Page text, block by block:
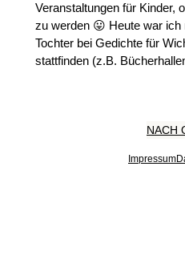
Veranstaltungen für Kinder,
zu werden 😛 Heute war
Tochter bei Gedichte für
stattfinden (z.B.
NACH
Impressum